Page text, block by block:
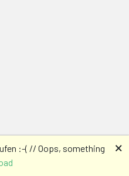
:-( // Oops, something
🗙